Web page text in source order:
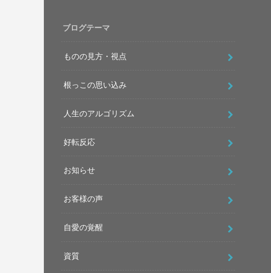
ブログテーマ
ものの見方・視点
根っこの思い込み
人生のアルゴリズム
好転反応
お知らせ
お客様の声
自愛の覚醒
資質